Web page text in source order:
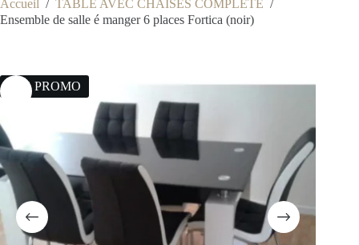
Accueil / TABLE AVEC CHAISES COMPLÉTE /
Ensemble de salle é manger 6 places Fortica (noir)
15% PROMO